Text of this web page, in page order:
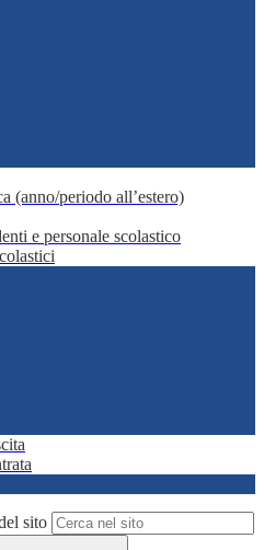
(anno/periodo all’estero)
e personale scolastico
sito